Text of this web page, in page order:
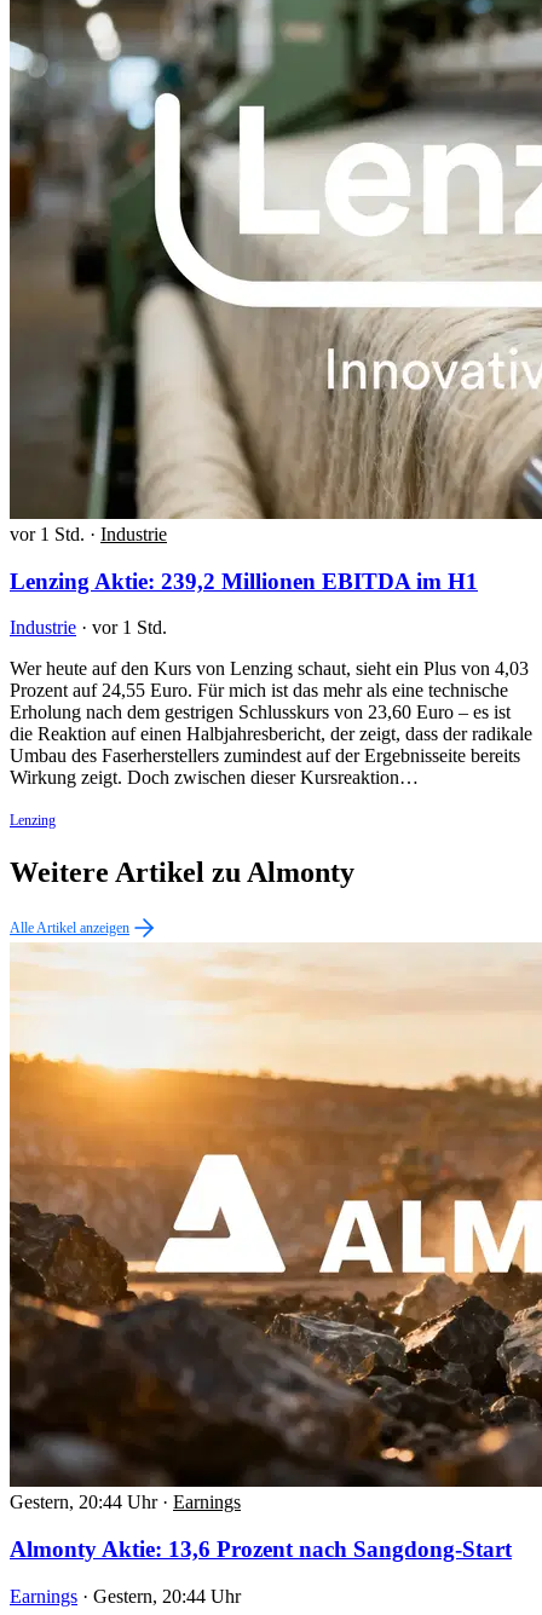
vor 1 Std. · Industrie
Lenzing Aktie: 239,2 Millionen EBITDA im H1
Industrie · vor 1 Std.
Wer heute auf den Kurs von Lenzing schaut, sieht ein Plus von 4,03
Prozent auf 24,55 Euro. Für mich ist das mehr als eine technische
Erholung nach dem gestrigen Schlusskurs von 23,60 Euro – es ist
die Reaktion auf einen Halbjahresbericht, der zeigt, dass der radikale
Umbau des Faserherstellers zumindest auf der Ergebnisseite bereits
Wirkung zeigt. Doch zwischen dieser Kursreaktion…
Lenzing
Weitere Artikel zu Almonty
Alle Artikel anzeigen
Gestern, 20:44 Uhr · Earnings
Almonty Aktie: 13,6 Prozent nach Sangdong-Start
Earnings · Gestern, 20:44 Uhr